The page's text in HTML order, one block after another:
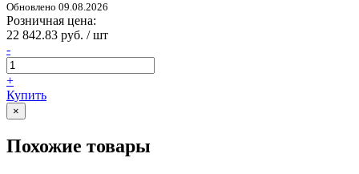
Обновлено 09.08.2026
Розничная цена:
22 842.83 руб. / шт
-
+
Купить
×
Похожие товары